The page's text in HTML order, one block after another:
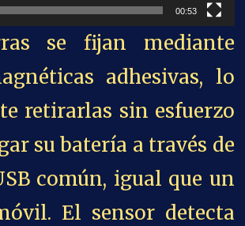
00:53
se fijan mediante
adhesivas, lo
retirarlas sin esfuerzo
su batería a través de
común, igual que un
El sensor detecta